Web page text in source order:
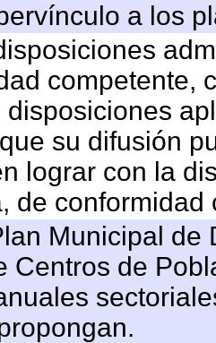
a los
competente,
disposiciones
su difusión
lograr con la
de
Municipal
Centros de